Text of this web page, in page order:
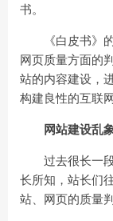
书。
《白皮书》
网页质量方面的
站的内容建设，
构建良性的互联
网站建设乱
过去很长一
长所知，站长们
站、网页的质量